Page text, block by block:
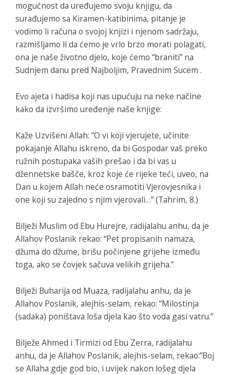
mogućnost da uređujemo svoju knjigu, da
surađujemo sa Kiramen-katibinima, pitanje je
vodimo li računa o svojoj knjizi i njenom sadržaju,
razmišljamo li da ćemo je vrlo brzo morati polagati,
ona je naše životno djelo, koje ćemo “braniti” na
Sudnjem danu pred Najboljim, Pravednim Sucem .
Evo ajeta i hadisa koji nas upućuju na neke načine
kako da izvršimo uređenje naše knjige:
Kaže Uzvišeni Allah: “O vi koji vjerujete, učinite
pokajanje Allahu iskreno, da bi Gospodar vaš preko
ružnih postupaka vaših prešao i da bi vas u
džennetske bašče, kroz koje će rijeke teći, uveo, na
Dan u kojem Allah neće osramotiti Vjerovjesnika i
one koji su zajedno s njim vjerovali…” (Tahrim, 8.)
Bilježi Muslim od Ebu Hurejre, radijalahu anhu, da je
Allahov Poslanik rekao: “Pet propisanih namaza,
džuma do džume, brišu počinjene grijehe između
toga, ako se čovjek sačuva velikih grijeha.”
Bilježi Buharija od Muaza, radijalahu anhu, da je
Allahov Poslanik, alejhis-selam, rekao: “Milostinja
(sadaka) poništava loša djela kao što voda gasi vatru.”
Bilježe Ahmed i Tirmizi od Ebu Zerra, radijalahu
anhu, da je Allahov Poslanik, alejhis-selam, rekao:”Boj
se Allaha gdje god bio, i uvijek nakon lošeg djela